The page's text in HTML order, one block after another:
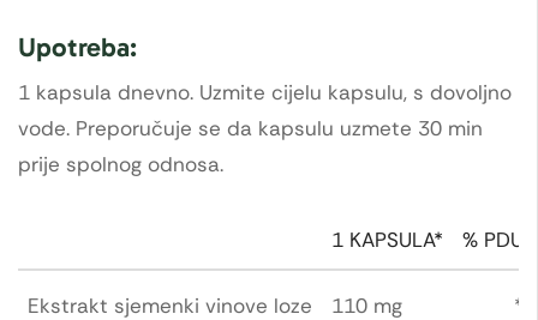
Upotreba:
1 kapsula dnevno. Uzmite cijelu kapsulu, s dovoljno
vode. Preporučuje se da kapsulu uzmete 30 min
prije spolnog odnosa.
1 KAPSULA* %
Ekstrakt sjemenki vinove loze 110 mg